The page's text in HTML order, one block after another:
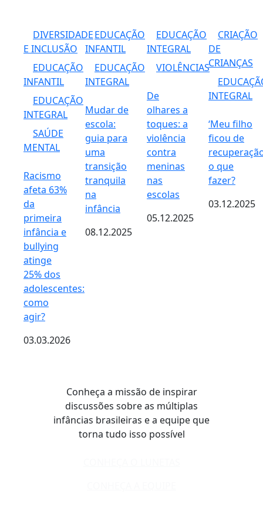
DIVERSIDADE
E INCLUSÃO
EDUCAÇÃO
INFANTIL
EDUCAÇÃO
INTEGRAL
SAÚDE
MENTAL
Racismo
afeta 63%
da
primeira
infância e
bullying
atinge
25% dos
adolescentes:
como
agir?
03.03.2026
EDUCAÇÃO
INFANTIL
EDUCAÇÃO
INTEGRAL
Mudar de
escola:
guia para
uma
transição
tranquila
na
infância
08.12.2025
EDUCAÇÃO
INTEGRAL
VIOLÊNCIAS
De
olhares a
toques: a
violência
contra
meninas
nas
escolas
05.12.2025
CRIAÇÃO
DE
CRIANÇAS
INTEGRAL
‘Meu filho
ficou de
o que
fazer?
03.12.2025
Conheça a missão de inspirar
discussões sobre as múltiplas
infâncias brasileiras e a equipe que
torna tudo isso possível